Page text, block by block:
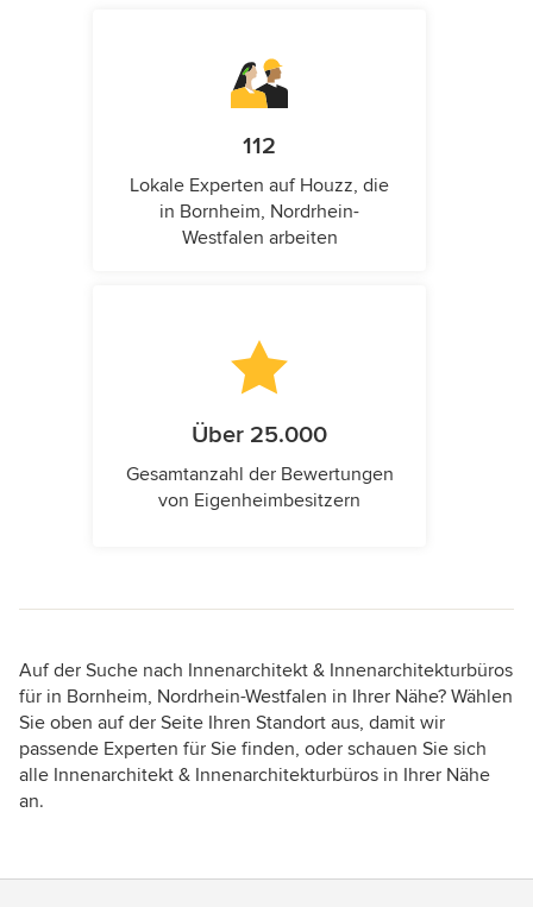
112
Lokale Experten auf Houzz, die
in Bornheim, Nordrhein-
Westfalen arbeiten
Über 25.000
Gesamtanzahl der Bewertungen
von Eigenheimbesitzern
Auf der Suche nach Innenarchitekt & Innenarchitekturbüros
für in Bornheim, Nordrhein-Westfalen in Ihrer Nähe? Wählen
Sie oben auf der Seite Ihren Standort aus, damit wir
passende Experten für Sie finden, oder schauen Sie sich
alle Innenarchitekt & Innenarchitekturbüros in Ihrer Nähe
an.